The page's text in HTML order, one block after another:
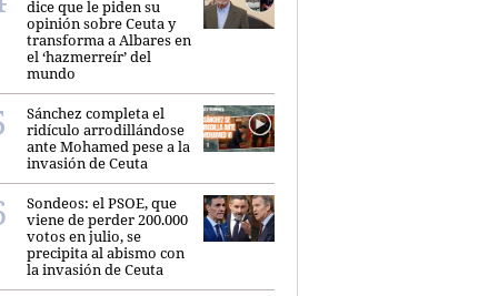
dice que le piden su
opinión sobre Ceuta y
transforma a Albares en
el ‘hazmerreír’ del
mundo
Sánchez completa el
ridículo arrodillándose
ante Mohamed pese a la
invasión de Ceuta
Sondeos: el PSOE, que
viene de perder 200.000
votos en julio, se
precipita al abismo con
la invasión de Ceuta